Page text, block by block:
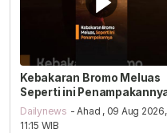
Kebakaran Bromo Meluas
Seperti ini
Dailynews - Ahad , 09 Aug 2026,
11:15 WIB